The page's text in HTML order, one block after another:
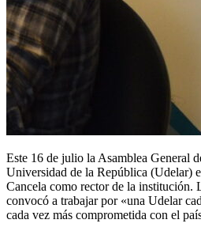
Este 16 de julio la Asamblea General
Universidad de la República (Udelar)
Cancela como rector de la institución.
convocó a trabajar por «una Udelar
cada vez más comprometida con el